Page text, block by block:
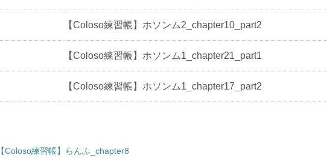
【Coloso練習帳】ホソンム2_chapter10_part2
【Coloso練習帳】ホソンム1_chapter21_part1
【Coloso練習帳】ホソンム1_chapter17_part2
【Coloso練習帳】らんふ_chapter8